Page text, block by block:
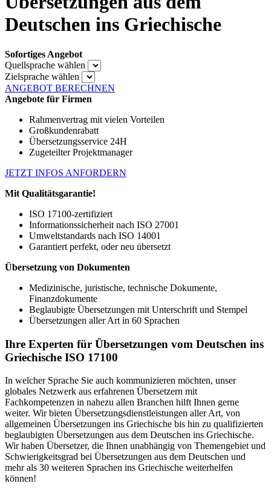
Deutschen ins Griechische
Sofortiges Angebot
Quellsprache wählen
Zielsprache wählen
ANGEBOT BERECHNEN
Angebote für Firmen
Rahmenvertrag mit vielen Vorteilen
Großkundenrabatt
Übersetzungsservice 24H
Zugeteilter Projektmanager
JETZT INFOS ANFORDERN
Mit Qualitätsgarantie!
ISO 17100-zertifiziert
Informationssicherheit nach ISO 27001
Umweltstandards nach ISO 14001
Garantiert perfekt, oder neu übersetzt
Übersetzung von Dokumenten
Medizinische, juristische, technische Dokumente,
Finanzdokumente
Beglaubigte Übersetzungen mit Unterschrift und Stempel
Übersetzungen aller Art in 60 Sprachen
Ihre Experten für Übersetzungen vom Deutschen ins
Griechische ISO 17100
In welcher Sprache Sie auch kommunizieren möchten, unser
globales Netzwerk aus erfahrenen Übersetzern mit
Fachkompetenzen in nahezu allen Branchen hilft Ihnen gerne
weiter. Wir bieten Übersetzungsdienstleistungen aller Art, von
allgemeinen Übersetzungen ins Griechische bis hin zu qualifizierten
beglaubigten Übersetzungen aus dem Deutschen ins Griechische.
Wir haben Übersetzer, die Ihnen unabhängig von Themengebiet und
Schwierigkeitsgrad bei Übersetzungen aus dem Deutschen und
mehr als 30 weiteren Sprachen ins Griechische weiterhelfen
können!